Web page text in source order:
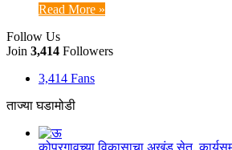
Read More »
Follow Us
Join 3,414 Followers
3,414 Fans
ताज्या घडामोडी